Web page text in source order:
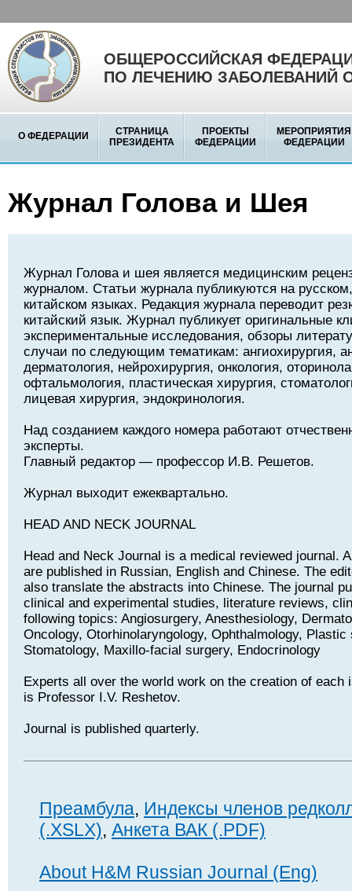
ОБЩЕРОССИЙСКАЯ
ПО ЛЕЧЕНИЮ ЗАБОЛЕВАНИЙ
О ФЕДЕРАЦИИ
СТРАНИЦА
ПРЕЗИДЕНТА
ПРОЕКТЫ
ФЕДЕРАЦИИ
МЕРОПРИЯТИЯ
ФЕДЕРАЦИИ
Журнал Голова и Шея
Журнал Голова и шея является медицинским
журналом. Статьи журнала публикуются на
китайском языках. Редакция журнала переводит
китайский язык. Журнал публикует оригинальные
экспериментальные исследования, обзоры
случаи по следующим тематикам: ангиохирургия,
дерматология, нейрохирургия, онкология,
офтальмология, пластическая хирургия,
лицевая хирургия, эндокринология.
Над созданием каждого номера работают
эксперты.
Главный редактор — профессор И.В. Решетов.
Журнал выходит ежеквартально.
HEAD AND NECK JOURNAL
Head and Neck Journal is a medical reviewed journal.
are published in Russian, English and Chinese. The
also translate the abstracts into Chinese. The journal
clinical and experimental studies, literature reviews,
following topics: Angiosurgery, Anesthesiology,
Oncology, Otorhinolaryngology, Ophthalmology, Plastic
Stomatology, Maxillo-facial surgery, Endocrinology
Experts all over the world work on the creation of each
is Professor I.V. Reshetov.
Journal is published quarterly.
Преамбула, Индексы членов
(.XSLX), Анкета ВАК (.PDF)
About H&M Russian Journal (Eng)